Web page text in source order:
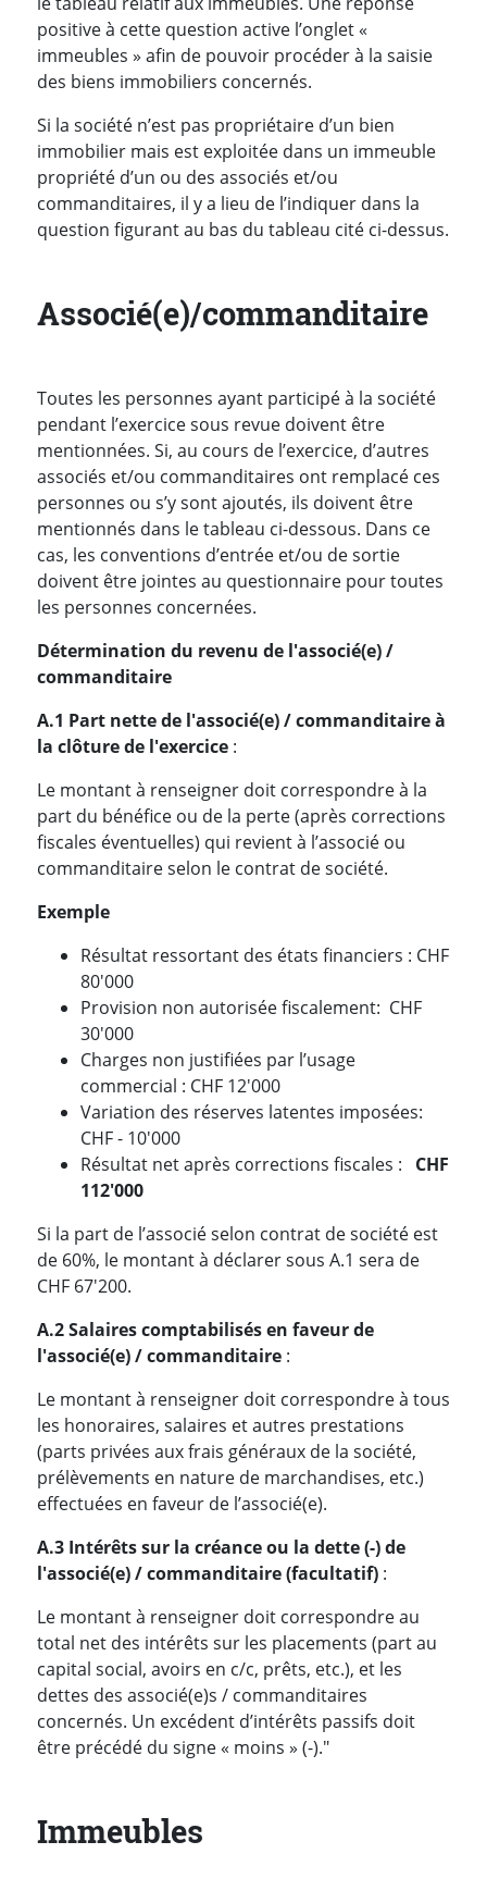
positive à cette question active l’onglet «
immeubles » afin de pouvoir procéder à la saisie
des biens immobiliers concernés.
Si la société n’est pas propriétaire d’un bien
immobilier mais est exploitée dans un immeuble
propriété d’un ou des associés et/ou
commanditaires, il y a lieu de l’indiquer dans la
question figurant au bas du tableau cité ci-dessus.
Associé(e)/commanditaire
Toutes les personnes ayant participé à la société
pendant l’exercice sous revue doivent être
mentionnées. Si, au cours de l’exercice, d’autres
associés et/ou commanditaires ont remplacé ces
personnes ou s’y sont ajoutés, ils doivent être
mentionnés dans le tableau ci-dessous. Dans ce
cas, les conventions d’entrée et/ou de sortie
doivent être jointes au questionnaire pour toutes
les personnes concernées.
Détermination du revenu de l'associé(e) /
commanditaire
A.1 Part nette de l'associé(e) / commanditaire à
la clôture de l'exercice :
Le montant à renseigner doit correspondre à la
part du bénéfice ou de la perte (après corrections
fiscales éventuelles) qui revient à l’associé ou
commanditaire selon le contrat de société.
Exemple
Résultat ressortant des états financiers : CHF
80'000
Provision non autorisée fiscalement: CHF
30'000
Charges non justifiées par l’usage
commercial : CHF 12'000
Variation des réserves latentes imposées:
CHF - 10'000
Résultat net après corrections fiscales : CHF
112'000
Si la part de l’associé selon contrat de société est
de 60%, le montant à déclarer sous A.1 sera de
CHF 67'200.
A.2 Salaires comptabilisés en faveur de
l'associé(e) / commanditaire :
Le montant à renseigner doit correspondre à tous
les honoraires, salaires et autres prestations
(parts privées aux frais généraux de la société,
prélèvements en nature de marchandises, etc.)
effectuées en faveur de l’associé(e).
A.3 Intérêts sur la créance ou la dette (-) de
l'associé(e) / commanditaire (facultatif) :
Le montant à renseigner doit correspondre au
total net des intérêts sur les placements (part au
capital social, avoirs en c/c, prêts, etc.), et les
dettes des associé(e)s / commanditaires
concernés. Un excédent d’intérêts passifs doit
être précédé du signe « moins » (-)."
Immeubles